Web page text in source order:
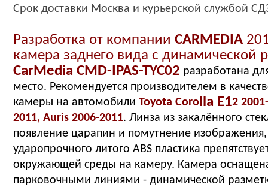
Срок доставки Москва и курьерской службой
Разработка от компании CARMEDIA
камера заднего вида с динамической
CarMedia CMD-IPAS-TYC02 разработана
место. Рекомендуется производителем в
камеры на автомобили Toyota Corolla E12
2011, Auris 2006-2011. Линза из закалённого
появление царапин и помутнение изображения,
ударопрочного литого ABS пластика
окружающей среды на камеру. Камера
парковочными линиями - динамической